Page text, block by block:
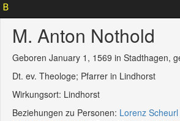
M. Anton Nothold
Geboren January 1, 1569 in Stadthagen,
Dt. ev. Theologe; Pfarrer in Lindhorst
Wirkungsort: Lindhorst
Beziehungen zu Personen: Lorenz Scheurl